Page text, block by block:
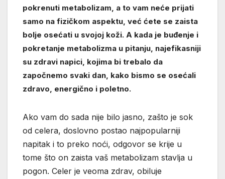
pokrenuti metabolizam, a to vam neće prijati
samo na fizičkom aspektu, već ćete se zaista
bolje osećati u svojoj koži. A kada je buđenje i
pokretanje metabolizma u pitanju, najefikasniji
su zdravi napici, kojima bi trebalo da
započnemo svaki dan, kako bismo se osećali
zdravo, energično i poletno.
Ako vam do sada nije bilo jasno, zašto je sok
od celera, doslovno postao najpopularniji
napitak i to preko noći, odgovor se krije u
tome što on zaista vaš metabolizam stavlja u
pogon. Celer je veoma zdrav, obiluje